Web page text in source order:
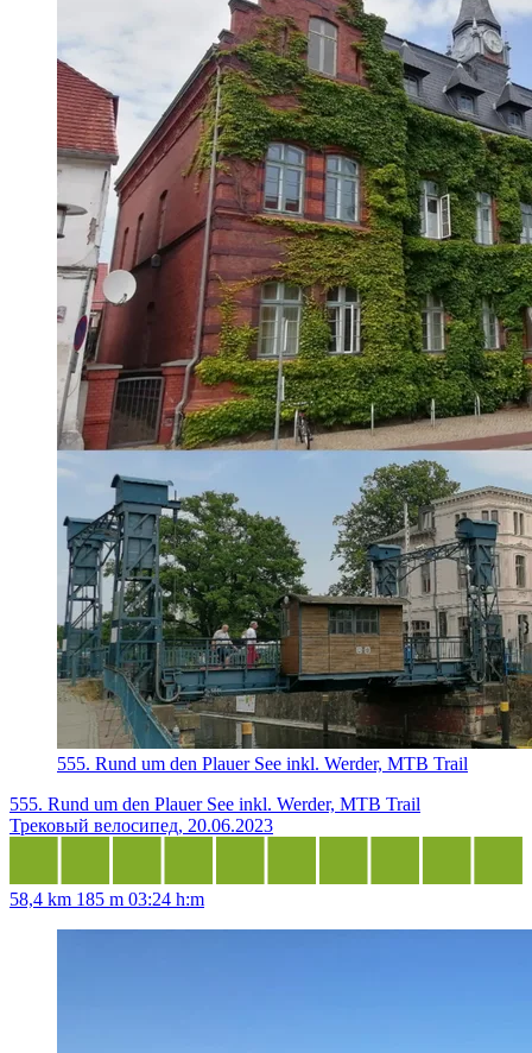
555. Rund um den Plauer See inkl. Werder, MTB Trail
555. Rund um den Plauer See inkl. Werder, MTB Trail
Трековый велосипед, 20.06.2023
58,4 km 185 m 03:24 h:m